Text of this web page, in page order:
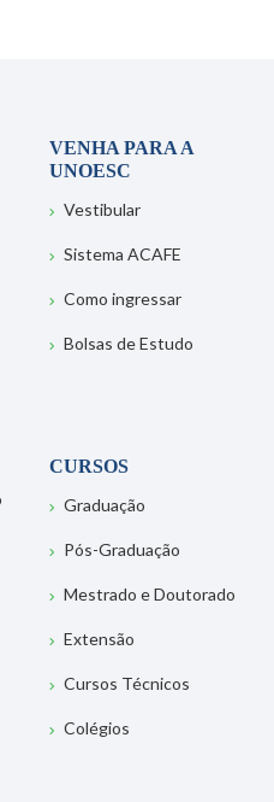
VENHA PARA A
UNOESC
Vestibular
Sistema ACAFE
Como ingressar
Bolsas de Estudo
CURSOS
Graduação
Pós-Graduação
Mestrado e Doutorado
Extensão
Cursos Técnicos
Colégios